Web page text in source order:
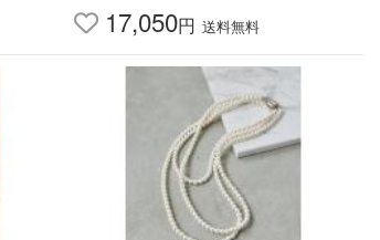
17,050円 送料無料